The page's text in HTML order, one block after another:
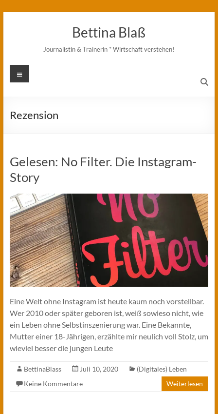
Bettina Blaß
Journalistin & Trainerin * Wirtschaft verstehen!
Menü
Rezension
Gelesen: No Filter. Die Instagram-
Story
Eine Welt ohne Instagram ist heute kaum noch vorstellbar.
Wer 2010 oder später geboren ist, weiß sowieso nicht, wie
ein Leben ohne Selbstinszenierung war. Eine Bekannte,
Mutter einer 18-Jährigen, erzählte mir neulich voll Stolz, um
wieviel besser die jungen Leute
BettinaBlass Juli 10, 2020
(Digitales) Leben
Keine Kommentare
Weiterlesen